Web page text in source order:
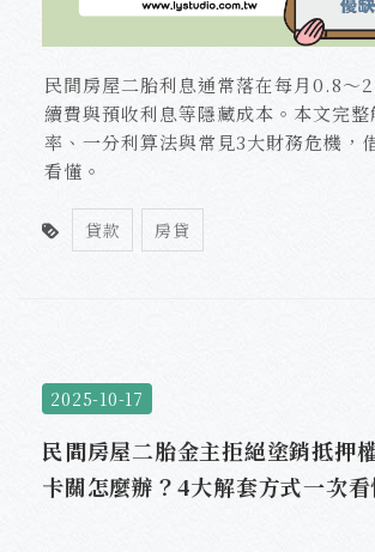
民間房屋二胎利息通常落在每月0.8～
續費與預收利息等隱藏成本。本文完整
率、一分利算法與常見3大財務危機，
看懂。
貸款 房貸
2025-10-17
民間房屋二胎金主拒絕塗銷抵押
卡關怎麼辦？4大解套方式一次看